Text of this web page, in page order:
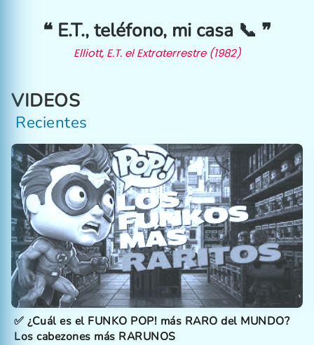
❝ E.T., teléfono, mi casa 📞 ❞
Elliott, E.T. el Extraterrestre (1982)
VIDEOS
Recientes
✅ ¿Cuál es el FUNKO POP! más RARO del MUNDO?
Los cabezones más RARUNOS